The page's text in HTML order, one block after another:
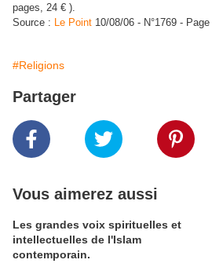
pages, 24 € ).
Source : Le Point 10/08/06 - N°1769 -
#Religions
Partager
Vous aimerez aussi
Les grandes voix spirituelles et
intellectuelles de l'Islam
contemporain.